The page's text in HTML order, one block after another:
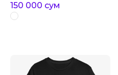
150 000 сум